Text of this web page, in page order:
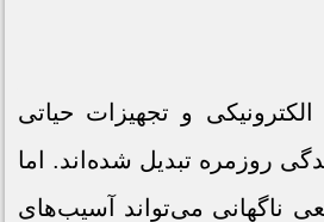
الکترونیکی و تجهیزات حیاتی
روزمره تبدیل شده‌اند. اما
ناگهانی می‌تواند آسیب‌های